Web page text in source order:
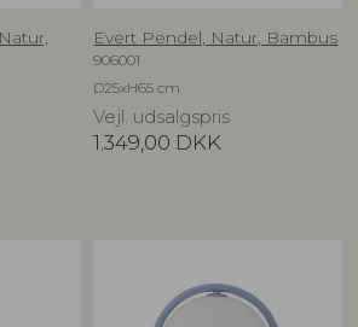
Evert Pendel, Natur, Bambus
906001
D25xH65 cm
Vejl. udsalgspris
1.349,00 DKK